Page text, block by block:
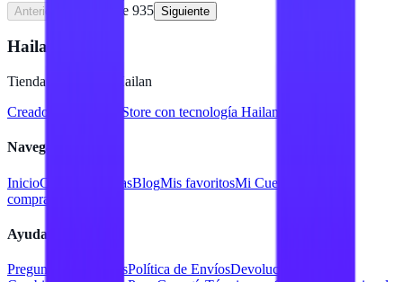
Anterior
de 935 Siguiente
Hailan Store
Tienda en línea de Hailan
Creado para
Hailan Store con tecnología Hailan ERP
Navegación
InicioCatálogo MarcasBlogMis favoritosMi Cuenta
compra
Ayuda
Preguntas FrecuentesPolítica de EnvíosDevoluciones y